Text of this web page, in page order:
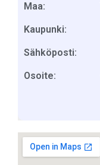
Maa:
Kaupunki:
Sähköposti:
Osoite: